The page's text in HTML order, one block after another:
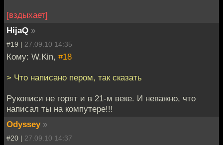
[вздыхает]
HijaQ »
#19 | 27.09.10 14:35
Кому: W.Kin, #18
> Что написано пером, так сказать
Рукописи не горят и в 21-м веке. И неважно, что
написал ты на компутере!!!
Odyssey »
#20 | 27.09.10 14:37